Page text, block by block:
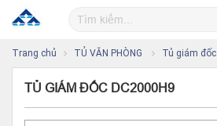
Trang chủ TỦ VĂN PHÒNG Tủ giám đốc
TỦ GIÁM ĐỐC DC2000H9